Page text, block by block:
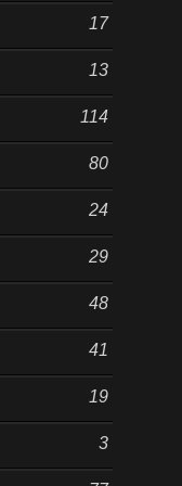
17
13
114
80
24
29
48
41
19
3